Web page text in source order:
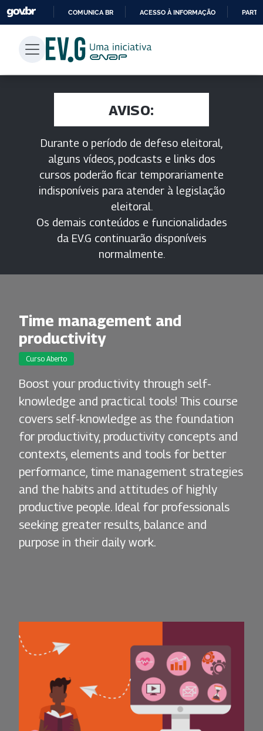
PARA
CONTEÚDO
COMUNICA BR ACESSO À INFORMAÇÃO
AVISO:
Durante o período de defeso eleitoral,
alguns vídeos, podcasts e links dos
cursos poderão ficar temporariamente
indisponíveis para atender à legislação
eleitoral.
Os demais conteúdos e funcionalidades
da EV.G continuarão disponíveis
normalmente.
Time management and
productivity
Curso Aberto
Boost your productivity through self-
knowledge and practical tools! This course
covers self-knowledge as the foundation
for productivity, productivity concepts and
contexts, elements and tools for better
performance, time management strategies
and the habits and attitudes of highly
productive people. Ideal for professionals
seeking greater results, balance and
purpose in their daily work.